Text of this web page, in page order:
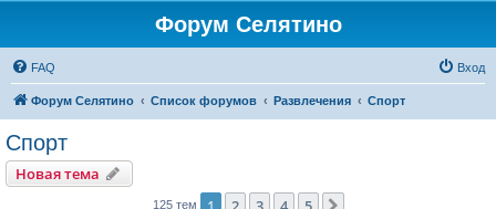
Форум Селятино
FAQ Вход
Форум Селятино Список форумов Развлечения Спорт
Спорт
Новая тема
125 тем